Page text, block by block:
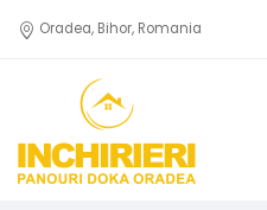
Oradea, Bihor, Romania